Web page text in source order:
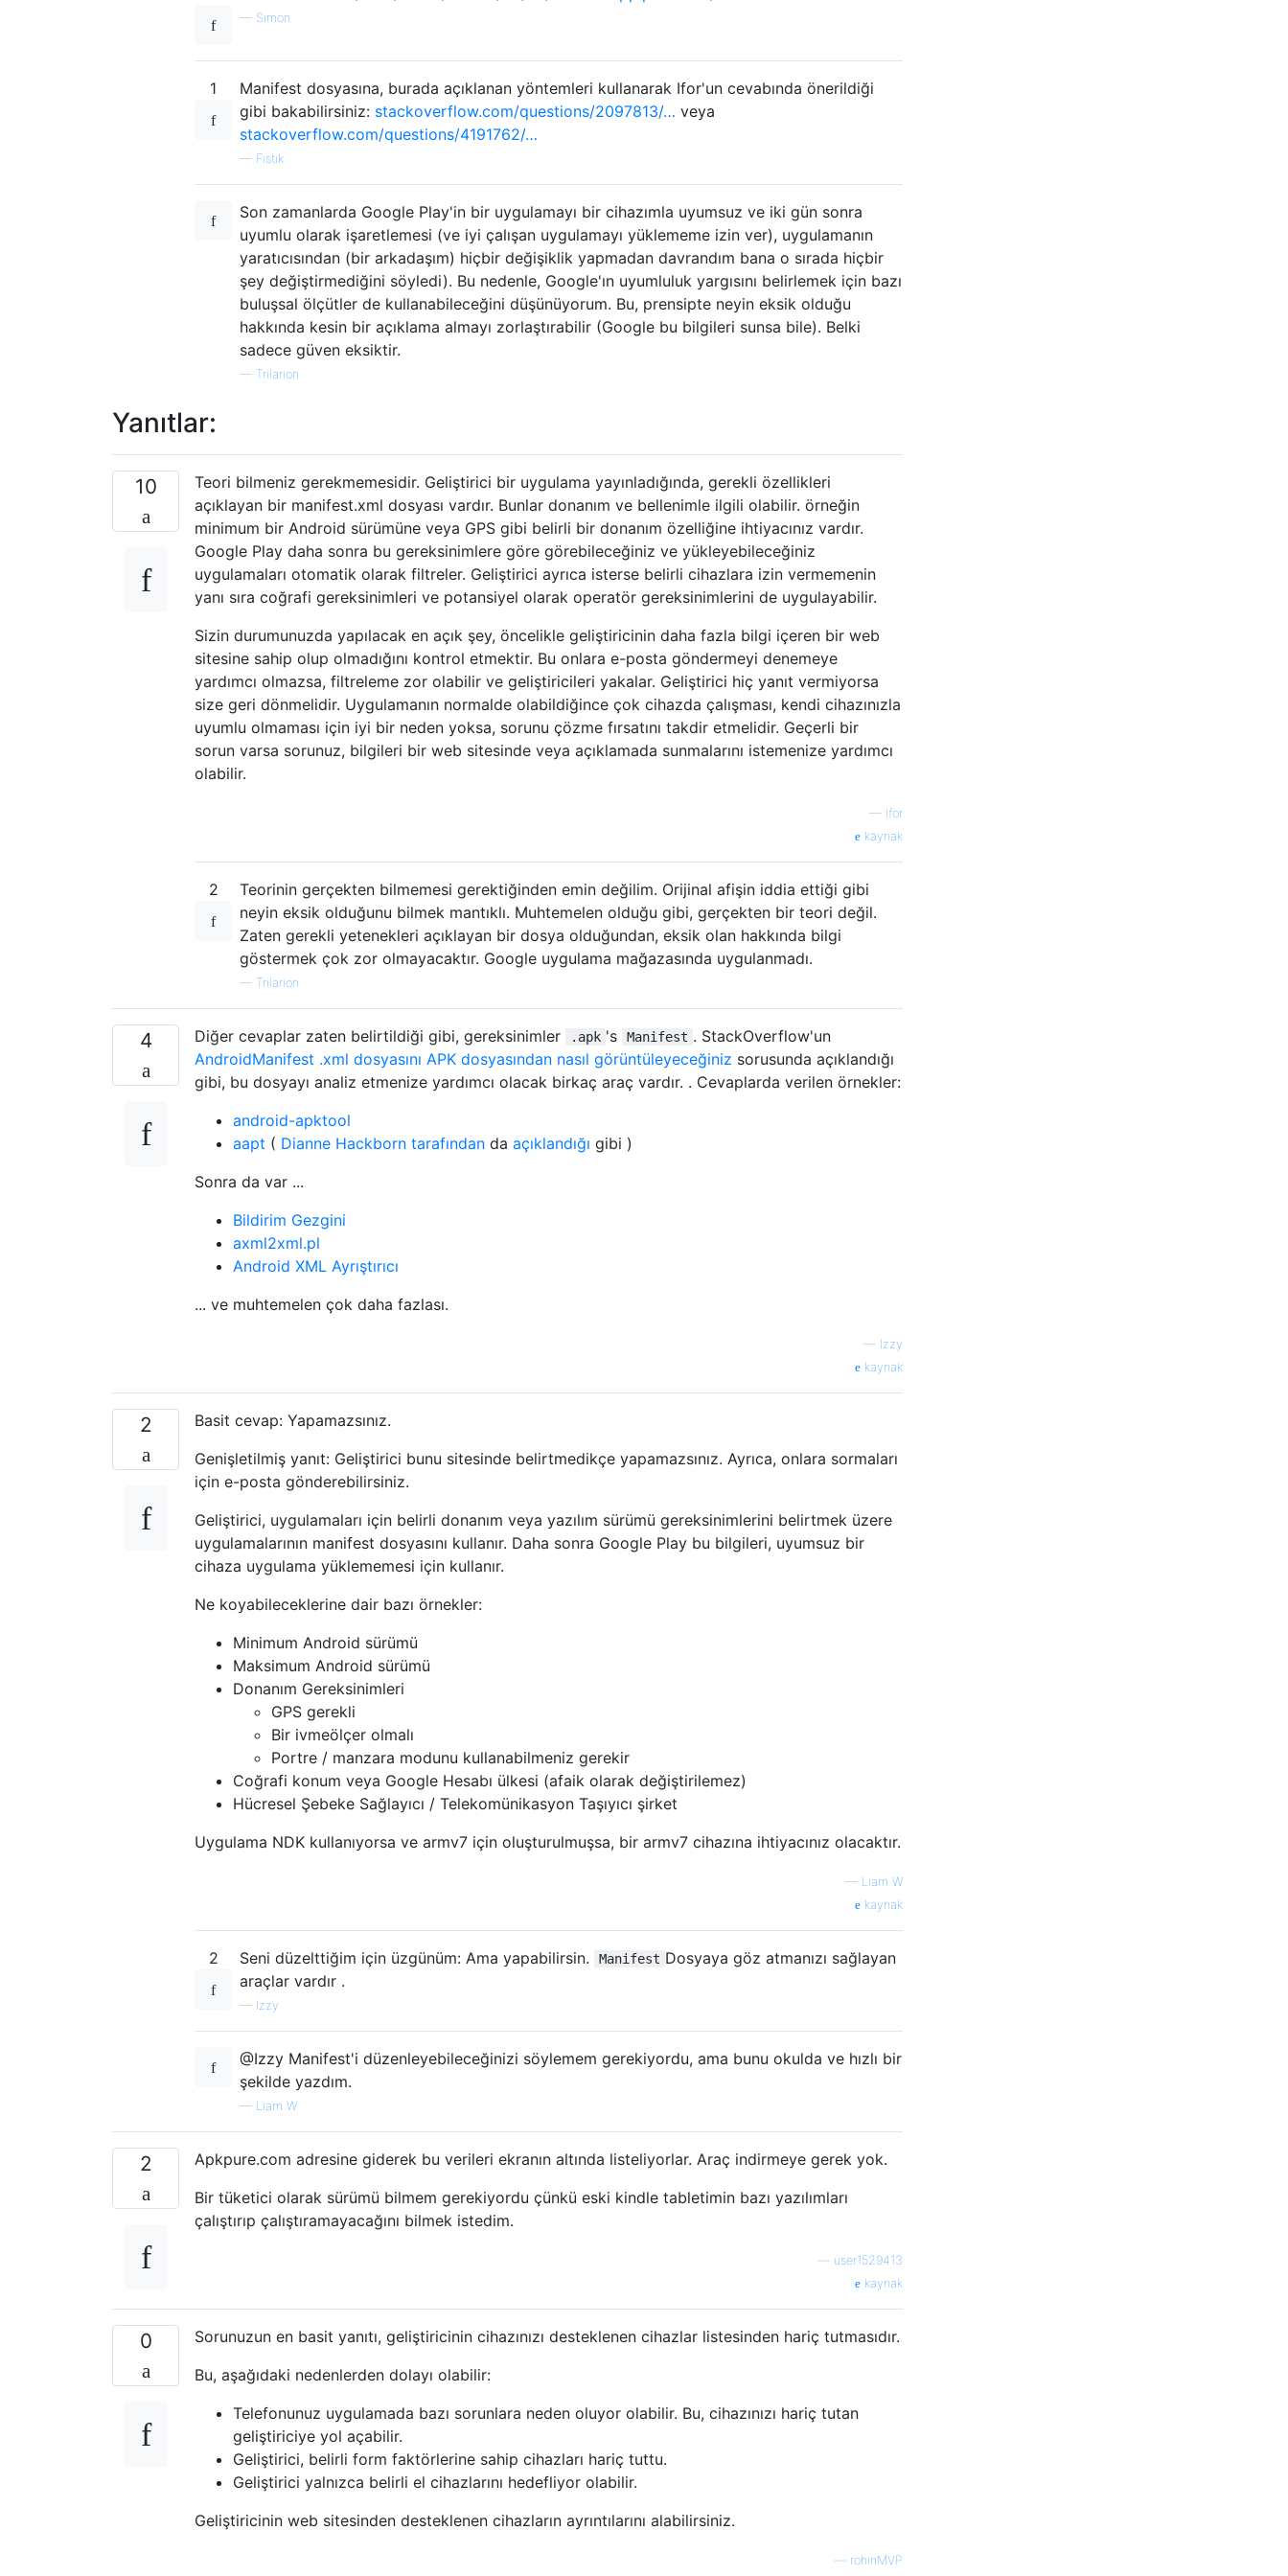
— Simon
1
Manifest dosyasına, burada açıklanan yöntemleri kullanarak Ifor'un cevabında önerildiği
gibi bakabilirsiniz: stackoverflow.com/questions/2097813/… veya
stackoverflow.com/questions/4191762/…
— Fıstık
Son zamanlarda Google Play'in bir uygulamayı bir cihazımla uyumsuz ve iki gün sonra
uyumlu olarak işaretlemesi (ve iyi çalışan uygulamayı yüklememe izin ver), uygulamanın
yaratıcısından (bir arkadaşım) hiçbir değişiklik yapmadan davrandım bana o sırada hiçbir
şey değiştirmediğini söyledi). Bu nedenle, Google'ın uyumluluk yargısını belirlemek için bazı
buluşsal ölçütler de kullanabileceğini düşünüyorum. Bu, prensipte neyin eksik olduğu
hakkında kesin bir açıklama almayı zorlaştırabilir (Google bu bilgileri sunsa bile). Belki
sadece güven eksiktir.
— Trilarion
Yanıtlar:
10
Teori bilmeniz gerekmemesidir. Geliştirici bir uygulama yayınladığında, gerekli özellikleri
açıklayan bir manifest.xml dosyası vardır. Bunlar donanım ve bellenimle ilgili olabilir. örneğin
minimum bir Android sürümüne veya GPS gibi belirli bir donanım özelliğine ihtiyacınız vardır.
Google Play daha sonra bu gereksinimlere göre görebileceğiniz ve yükleyebileceğiniz
uygulamaları otomatik olarak filtreler. Geliştirici ayrıca isterse belirli cihazlara izin vermemenin
yanı sıra coğrafi gereksinimleri ve potansiyel olarak operatör gereksinimlerini de uygulayabilir.
Sizin durumunuzda yapılacak en açık şey, öncelikle geliştiricinin daha fazla bilgi içeren bir web
sitesine sahip olup olmadığını kontrol etmektir. Bu onlara e-posta göndermeyi denemeye
yardımcı olmazsa, filtreleme zor olabilir ve geliştiricileri yakalar. Geliştirici hiç yanıt vermiyorsa
size geri dönmelidir. Uygulamanın normalde olabildiğince çok cihazda çalışması, kendi cihazınızla
uyumlu olmaması için iyi bir neden yoksa, sorunu çözme fırsatını takdir etmelidir. Geçerli bir
sorun varsa sorunuz, bilgileri bir web sitesinde veya açıklamada sunmalarını istemenize yardımcı
olabilir.
— Ifor
kaynak
2
Teorinin gerçekten bilmemesi gerektiğinden emin değilim. Orijinal afişin iddia ettiği gibi
neyin eksik olduğunu bilmek mantıklı. Muhtemelen olduğu gibi, gerçekten bir teori değil.
Zaten gerekli yetenekleri açıklayan bir dosya olduğundan, eksik olan hakkında bilgi
göstermek çok zor olmayacaktır. Google uygulama mağazasında uygulanmadı.
— Trilarion
4 Diğer cevaplar zaten belirtildiği gibi, gereksinimler .apk 's Manifest . StackOverflow'un
AndroidManifest .xml dosyasını APK dosyasından nasıl görüntüleyeceğiniz sorusunda açıklandığı
gibi, bu dosyayı analiz etmenize yardımcı olacak birkaç araç vardır. . Cevaplarda verilen örnekler:
android-apktool
aapt ( Dianne Hackborn tarafından da açıklandığı gibi )
Sonra da var ...
Bildirim Gezgini
axml2xml.pl
Android XML Ayrıştırıcı
... ve muhtemelen çok daha fazlası.
— Izzy
kaynak
2
Basit cevap: Yapamazsınız.
Genişletilmiş yanıt: Geliştirici bunu sitesinde belirtmedikçe yapamazsınız. Ayrıca, onlara sormaları
için e-posta gönderebilirsiniz.
Geliştirici, uygulamaları için belirli donanım veya yazılım sürümü gereksinimlerini belirtmek üzere
uygulamalarının manifest dosyasını kullanır. Daha sonra Google Play bu bilgileri, uyumsuz bir
cihaza uygulama yüklememesi için kullanır.
Ne koyabileceklerine dair bazı örnekler:
Minimum Android sürümü
Maksimum Android sürümü
Donanım Gereksinimleri
GPS gerekli
Bir ivmeölçer olmalı
Portre / manzara modunu kullanabilmeniz gerekir
Coğrafi konum veya Google Hesabı ülkesi (afaik olarak değiştirilemez)
Hücresel Şebeke Sağlayıcı / Telekomünikasyon Taşıyıcı şirket
Uygulama NDK kullanıyorsa ve armv7 için oluşturulmuşsa, bir armv7 cihazına ihtiyacınız olacaktır.
— Liam W
kaynak
2 Seni düzelttiğim için üzgünüm: Ama yapabilirsin. Manifest Dosyaya göz atmanızı sağlayan
araçlar vardır .
— Izzy
@Izzy Manifest'i düzenleyebileceğinizi söylemem gerekiyordu, ama bunu okulda ve hızlı bir
şekilde yazdım.
— Liam W
2
Apkpure.com adresine giderek bu verileri ekranın altında listeliyorlar. Araç indirmeye gerek yok.
Bir tüketici olarak sürümü bilmem gerekiyordu çünkü eski kindle tabletimin bazı yazılımları
çalıştırıp çalıştıramayacağını bilmek istedim.
user1529413
kaynak
0
Sorunuzun en basit yanıtı, geliştiricinin cihazınızı desteklenen cihazlar listesinden hariç tutmasıdır.
Bu, aşağıdaki nedenlerden dolayı olabilir:
Telefonunuz uygulamada bazı sorunlara neden oluyor olabilir. Bu, cihazınızı hariç tutan
geliştiriciye yol açabilir.
Geliştirici, belirli form faktörlerine sahip cihazları hariç tuttu.
Geliştirici yalnızca belirli el cihazlarını hedefliyor olabilir.
Geliştiricinin web sitesinden desteklenen cihazların ayrıntılarını alabilirsiniz.
rohinMVP